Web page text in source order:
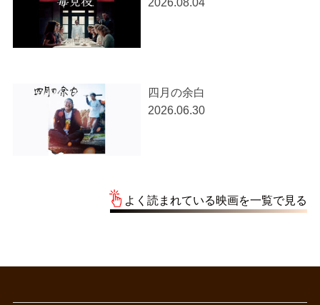
四月の余白
2026.06.30
よく読まれている映画を一覧で見る